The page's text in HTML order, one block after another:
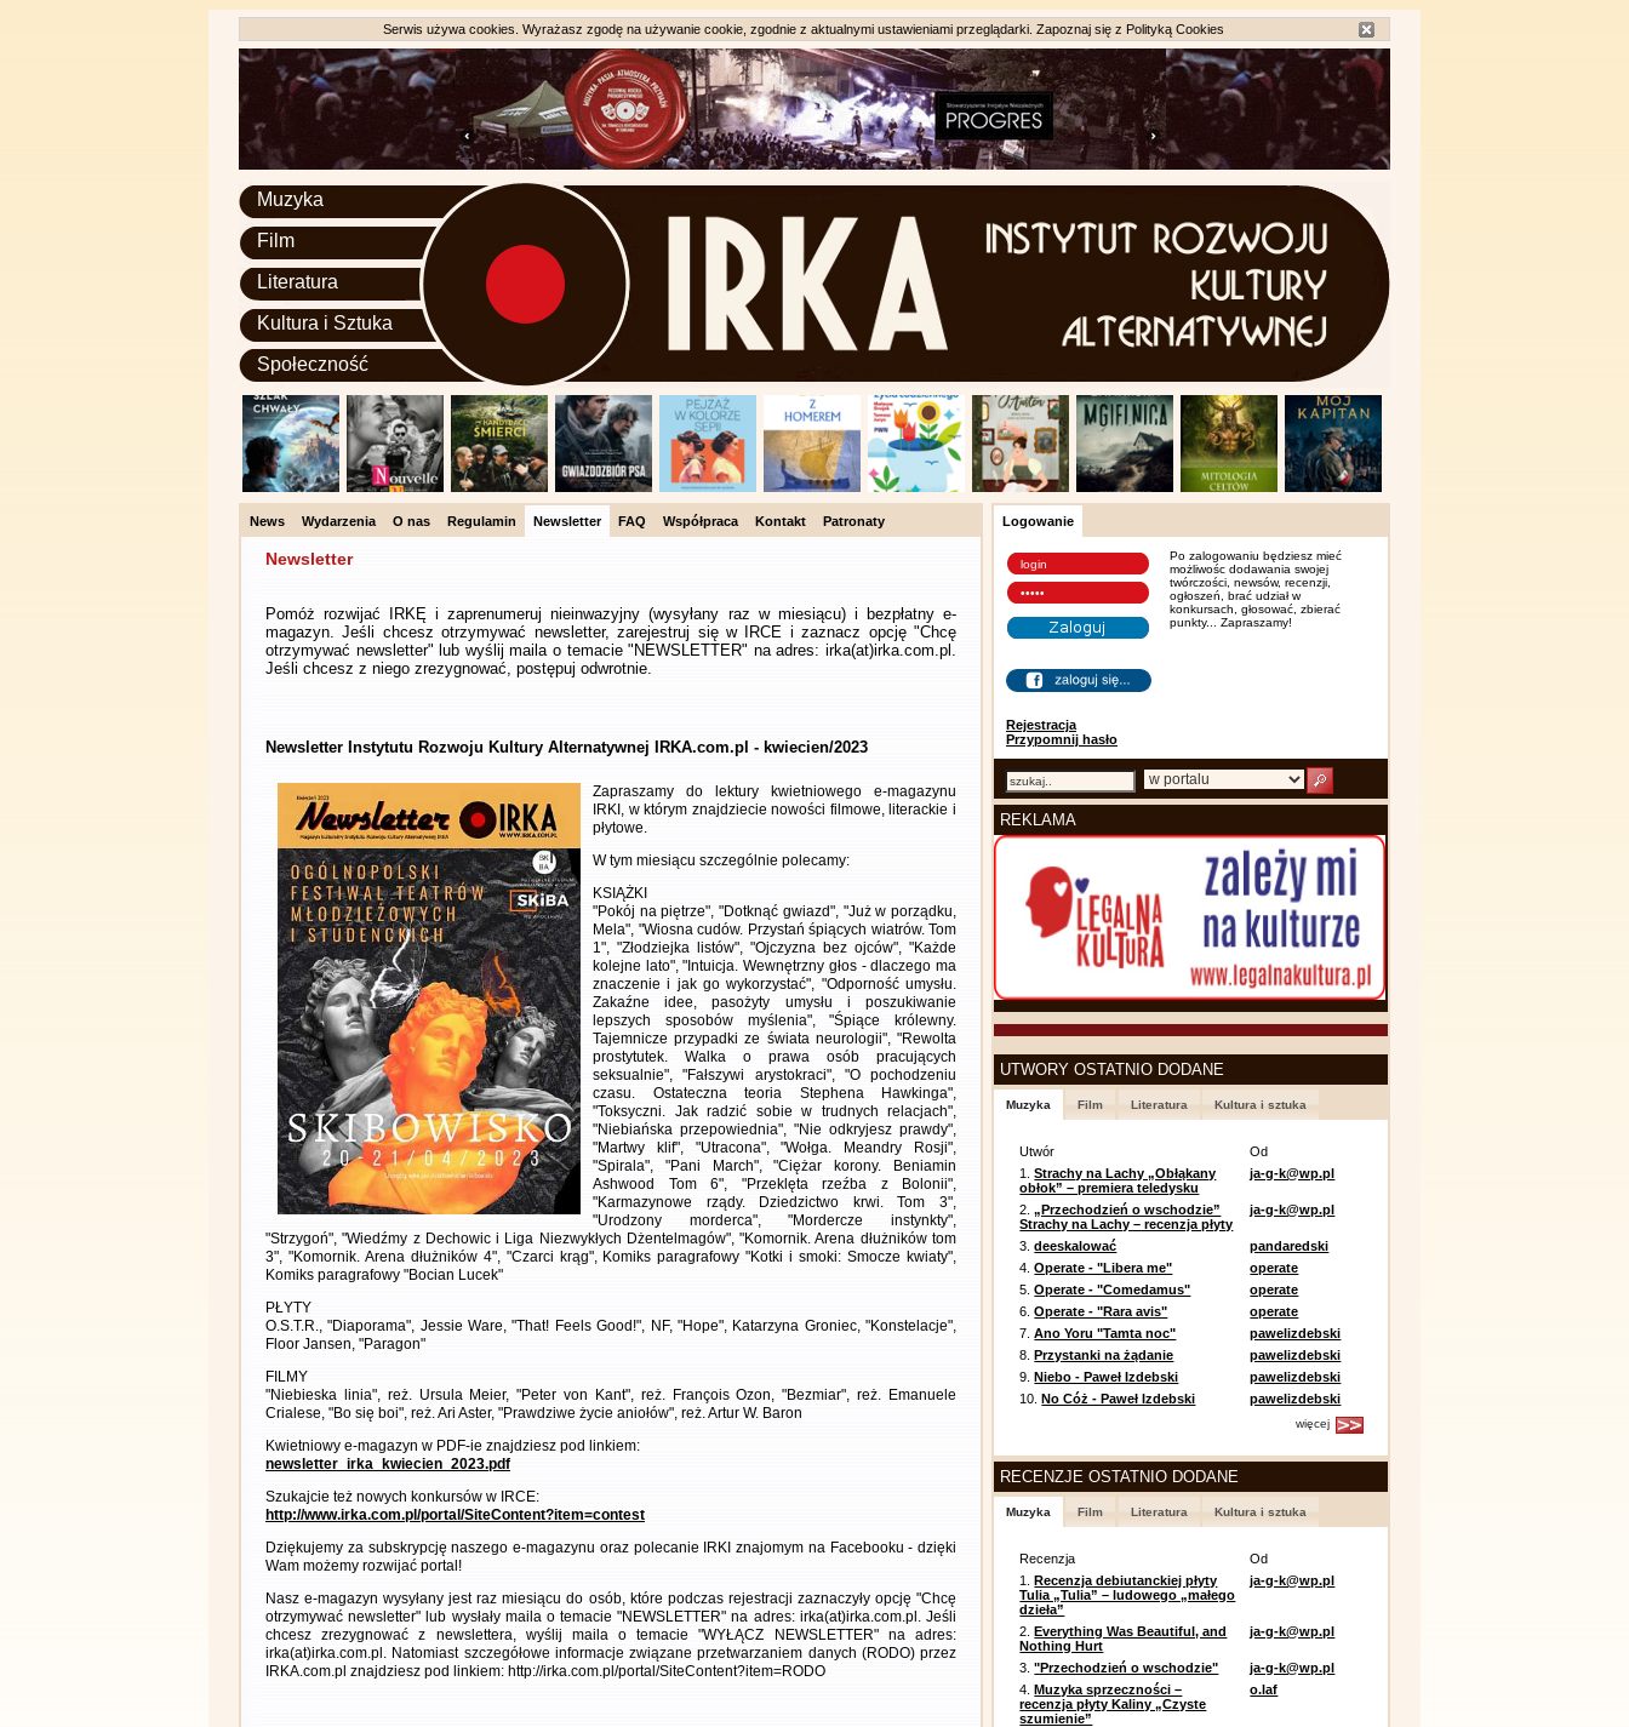
Serwis używa cookies. Wyrażasz zgodę na używanie cookie, zgodnie z aktualnymi ustawieniami przeglądarki. Zapoznaj się z Polityką Cookies
Muzyka
Film
Literatura
Kultura i Sztuka
Społeczność
News Wydarzenia O nas Regulamin Newsletter FAQ Współpraca Kontakt Patronaty
Newsletter
Pomóż rozwijać IRKĘ i zaprenumeruj nieinwazyjny (wysyłany raz w miesiącu) i bezpłatny e-
magazyn. Jeśli chcesz otrzymywać newsletter, zarejestruj się w IRCE i zaznacz opcję "Chcę
otrzymywać newsletter" lub wyślij maila o temacie "NEWSLETTER" na adres: irka(at)irka.com.pl.
Jeśli chcesz z niego zrezygnować, postępuj odwrotnie.
Newsletter Instytutu Rozwoju Kultury Alternatywnej IRKA.com.pl - kwiecien/2023
Zapraszamy do lektury kwietniowego e-magazynu
IRKI, w którym znajdziecie nowości filmowe, literackie i
płytowe.
W tym miesiącu szczególnie polecamy:
KSIĄŻKI
"Pokój na piętrze", "Dotknąć gwiazd", "Już w porządku,
Mela", "Wiosna cudów. Przystań śpiących wiatrów. Tom
1", "Złodziejka listów", "Ojczyzna bez ojców", "Każde
kolejne lato", "Intuicja. Wewnętrzny głos - dlaczego ma
znaczenie i jak go wykorzystać", "Odporność umysłu.
Zakaźne idee, pasożyty umysłu i poszukiwanie
lepszych sposobów myślenia", "Śpiące królewny.
Tajemnicze przypadki ze świata neurologii", "Rewolta
prostytutek. Walka o prawa osób pracujących
seksualnie", "Fałszywi arystokraci", "O pochodzeniu
czasu. Ostateczna teoria Stephena Hawkinga",
"Toksyczni. Jak radzić sobie w trudnych relacjach",
"Niebiańska przepowiednia", "Nie odkryjesz prawdy",
"Martwy klif", "Utracona", "Wołga. Meandry Rosji",
"Spirala", "Pani March", "Ciężar korony. Beniamin
Ashwood Tom 6", "Przeklęta rzeźba z Bolonii",
"Karmazynowe rządy. Dziedzictwo krwi. Tom 3",
"Urodzony morderca", "Mordercze instynkty",
"Strzygoń", "Wiedźmy z Dechowic i Liga Niezwykłych Dżentelmagów", "Komornik. Arena dłużników tom
3", "Komornik. Arena dłużników 4", "Czarci krąg", Komiks paragrafowy "Kotki i smoki: Smocze kwiaty",
Komiks paragrafowy "Bocian Lucek"
PŁYTY
O.S.T.R., "Diaporama", Jessie Ware, "That! Feels Good!", NF, "Hope", Katarzyna Groniec, "Konstelacje",
Floor Jansen, "Paragon"
FILMY
"Niebieska linia", reż. Ursula Meier, "Peter von Kant", reż. François Ozon, "Bezmiar", reż. Emanuele
Crialese, "Bo się boi", reż. Ari Aster, "Prawdziwe życie aniołów", reż. Artur W. Baron
Kwietniowy e-magazyn w PDF-ie znajdziesz pod linkiem:
newsletter_irka_kwiecien_2023.pdf
Szukajcie też nowych konkursów w IRCE:
http://www.irka.com.pl/portal/SiteContent?item=contest
Dziękujemy za subskrypcję naszego e-magazynu oraz polecanie IRKI znajomym na Facebooku - dzięki
Wam możemy rozwijać portal!
Nasz e-magazyn wysyłany jest raz miesiącu do osób, które podczas rejestracji zaznaczyły opcję "Chcę
otrzymywać newsletter" lub wysłały maila o temacie "NEWSLETTER" na adres: irka(at)irka.com.pl. Jeśli
chcesz zrezygnować z newslettera, wyślij maila o temacie "WYŁĄCZ NEWSLETTER" na adres:
irka(at)irka.com.pl. Natomiast szczegółowe informacje związane przetwarzaniem danych (RODO) przez
IRKA.com.pl znajdziesz pod linkiem: http://irka.com.pl/portal/SiteContent?item=RODO
Logowanie
Rejestracja
Przypomnij hasło
Po zalogowaniu będziesz mieć
możliwośc dodawania swojej
twórczości, newsów, recenzji,
ogłoszeń, brać udział w
konkursach, głosować, zbierać
punkty... Zapraszamy!
REKLAMA
UTWORY OSTATNIO DODANE
Muzyka Film Literatura Kultura i sztuka
Utwór
Od
1.Strachy na Lachy „Obłąkany
obłok” – premiera teledysku
ja-g-k@wp.pl
2.„Przechodzień o wschodzie”
Strachy na Lachy – recenzja płyty
ja-g-k@wp.pl
3.deeskalować
pandaredski
4.Operate - "Libera me"
operate
5.Operate - "Comedamus"
operate
6.Operate - "Rara avis"
operate
7.Ano Yoru "Tamta noc"
pawelizdebski
8.Przystanki na żądanie
pawelizdebski
9.Niebo - Paweł Izdebski
pawelizdebski
10.No Cóż - Paweł Izdebski pawelizdebski
więcej
RECENZJE OSTATNIO DODANE
Muzyka Film Literatura Kultura i sztuka
Recenzja
Od
1.Recenzja debiutanckiej płyty
Tulia „Tulia” – ludowego „małego
dzieła”
ja-g-k@wp.pl
2.Everything Was Beautiful, and
Nothing Hurt
ja-g-k@wp.pl
3."Przechodzień o wschodzie"
ja-g-k@wp.pl
4.Muzyka sprzeczności –
recenzja płyty Kaliny „Czyste
szumienie”
o.laf